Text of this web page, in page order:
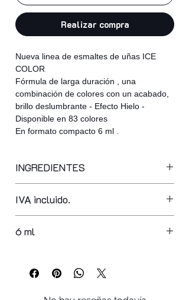
Realizar compra
Nueva linea de esmaltes de uñas ICE
COLOR
Fórmula de larga duración , una
combinación de colores con un acabado,
brillo deslumbrante - Efecto Hielo -
Disponible en 83 colores
En formato compacto 6 ml .
INGREDIENTES
nitrocellulose, acetyl triethyl citrate,
phthalic anhydride/trimellitic,
nhydride/glycols copolymerisopropyl
acid/tricyclodecane dimethanol
copolymer, polybutylene terephthalate,
acrylates copolymer, ethylene/va
IVA incluido.
6 ml